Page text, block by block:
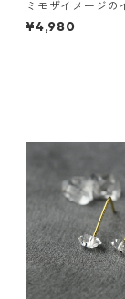
ミモザイメージの
と指輪のセット ハ
ージェイド ライト
¥4,980